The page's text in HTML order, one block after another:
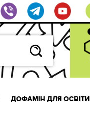
ДОФАМІН ДЛЯ ОСВІТИ